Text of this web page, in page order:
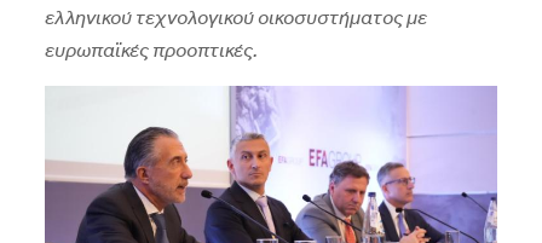
ελληνικού τεχνολογικού οικοσυστήματος με
ευρωπαϊκές προοπτικές.